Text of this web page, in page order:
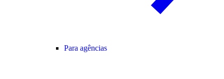
Para agências